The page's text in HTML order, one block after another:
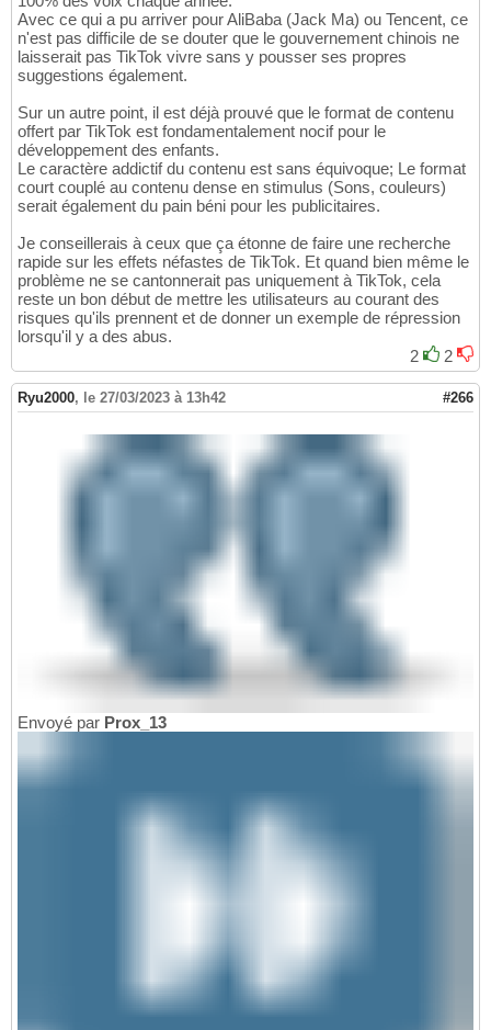
Avec ce qui a pu arriver pour AliBaba (Jack Ma) ou Tencent, ce
n'est pas difficile de se douter que le gouvernement chinois ne
laisserait pas TikTok vivre sans y pousser ses propres
suggestions également.
Sur un autre point, il est déjà prouvé que le format de contenu
offert par TikTok est fondamentalement nocif pour le
développement des enfants.
Le caractère addictif du contenu est sans équivoque; Le format
court couplé au contenu dense en stimulus (Sons, couleurs)
serait également du pain béni pour les publicitaires.
Je conseillerais à ceux que ça étonne de faire une recherche
rapide sur les effets néfastes de TikTok. Et quand bien même le
problème ne se cantonnerait pas uniquement à TikTok, cela
reste un bon début de mettre les utilisateurs au courant des
risques qu'ils prennent et de donner un exemple de répression
lorsqu'il y a des abus.
2
2
Ryu2000, le 27/03/2023 à 13h42 #266
Envoyé par Prox_13